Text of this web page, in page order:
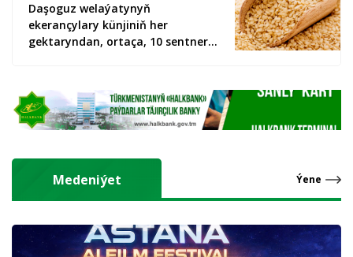
Daşoguz welaýatynyň
ekerançylary künjiniň her
gektaryndan, ortaça, 10 sentner
Medeniýet Ýene